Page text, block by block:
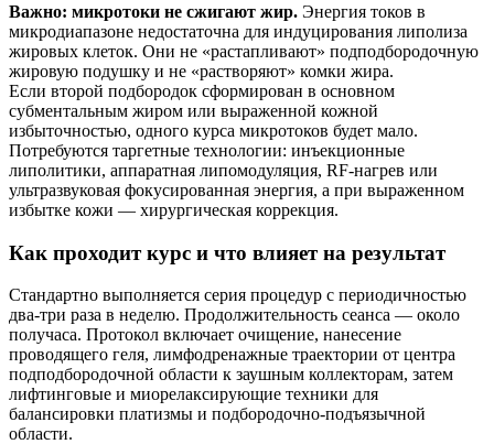
Важно: микротоки не сжигают жир. Энергия токов в
микродиапазоне недостаточна для индуцирования липолиза
жировых клеток. Они не «растапливают» подподбородочную
жировую подушку и не «растворяют» комки жира.
Если второй подбородок сформирован в основном
субментальным жиром или выраженной кожной
избыточностью, одного курса микротоков будет мало.
Потребуются таргетные технологии: инъекционные
липолитики, аппаратная липомодуляция, RF-нагрев или
ультразвуковая фокусированная энергия, а при выраженном
избытке кожи — хирургическая коррекция.
Как проходит курс и что влияет на результат
Стандартно выполняется серия процедур с периодичностью
два‑три раза в неделю. Продолжительность сеанса — около
получаса. Протокол включает очищение, нанесение
проводящего геля, лимфодренажные траектории от центра
подподбородочной области к заушным коллекторам, затем
лифтинговые и миорелаксирующие техники для
балансировки платизмы и подбородочно-подъязычной
области.